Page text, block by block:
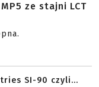
ze stajni LCT
SI-90 czyli...